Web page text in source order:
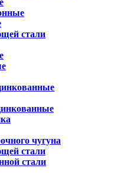
стали
чугуна
стали
стали